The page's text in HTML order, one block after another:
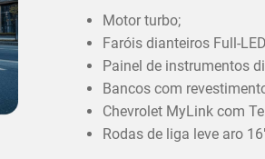
Motor turbo;
Faróis dianteiros Full-
Painel de instrumentos
Bancos com
Chevrolet MyLink com
Rodas de liga leve aro